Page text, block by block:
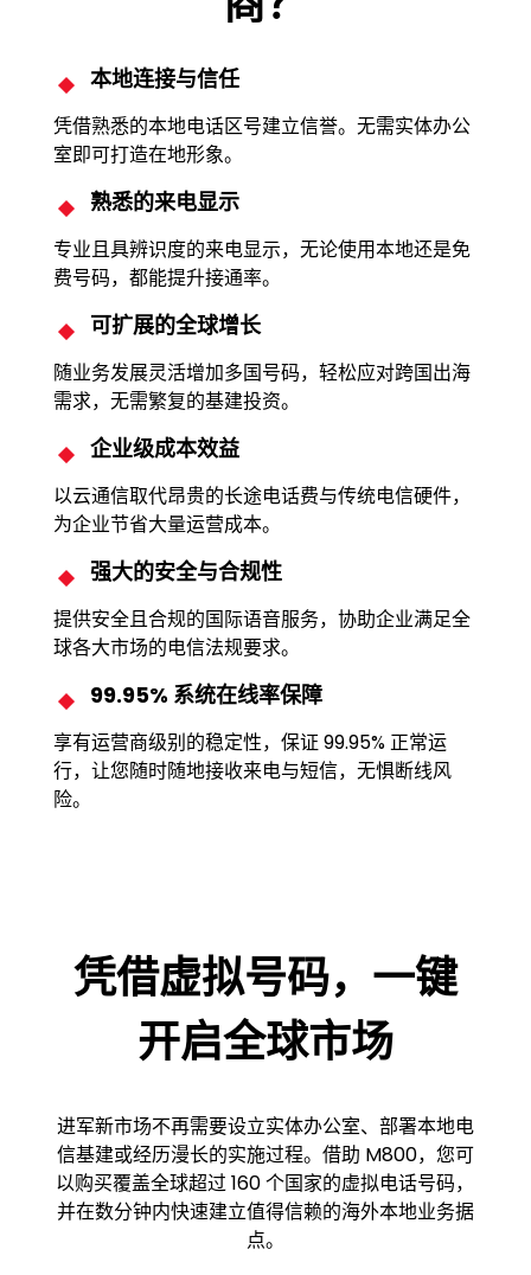
本地连接与信任
凭借熟悉的本地电话区号建立信誉。无需实体办公
室即可打造在地形象。
熟悉的来电显示
专业且具辨识度的来电显示，无论使用本地还是免
费号码，都能提升接通率。
可扩展的全球增长
随业务发展灵活增加多国号码，轻松应对跨国出海
需求，无需繁复的基建投资。
企业级成本效益
以云通信取代昂贵的长途电话费与传统电信硬件，
为企业节省大量运营成本。
强大的安全与合规性
提供安全且合规的国际语音服务，协助企业满足全
球各大市场的电信法规要求。
99.95% 系统在线率保障
享有运营商级别的稳定性，保证 99.95% 正常运
行，让您随时随地接收来电与短信，无惧断线风
险。
凭借虚拟号码，一键
开启全球市场
进军新市场不再需要设立实体办公室、部署本地电
信基建或经历漫长的实施过程。借助 M800，您可
以购买覆盖全球超过 160 个国家的虚拟电话号码，
并在数分钟内快速建立值得信赖的海外本地业务据
点。